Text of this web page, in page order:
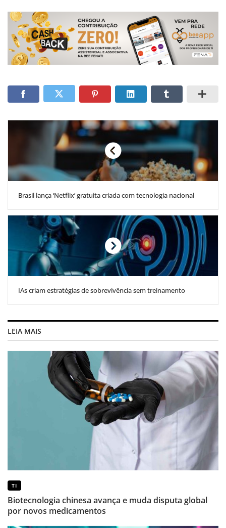
Brasil lança ‘Netflix’ gratuita criada com tecnologia nacional
IAs criam estratégias de sobrevivência sem treinamento
LEIA MAIS
TI
Biotecnologia chinesa avança e muda disputa global
por novos medicamentos